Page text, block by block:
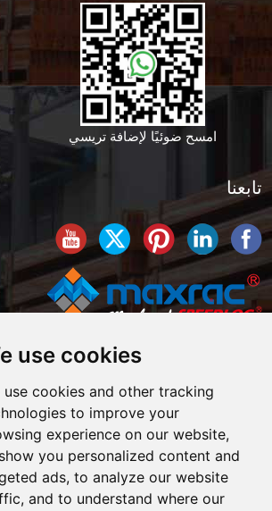
use cookies
use cookies and other tracking
to improve your
experience on our website,
you personalized content and
ads, to analyze our website
and to understand where our
امسح ضوئيًا لإضافة تريسي
تابعنا